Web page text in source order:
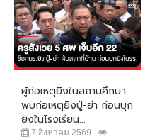
ผู้ก่อเหตุยิงในสถานศึกษา
พบก่อเหตุยิงปู่-ย่า ก่อนบุก
ยิงในโรงเรียน...
7 สิงหาคม 2569